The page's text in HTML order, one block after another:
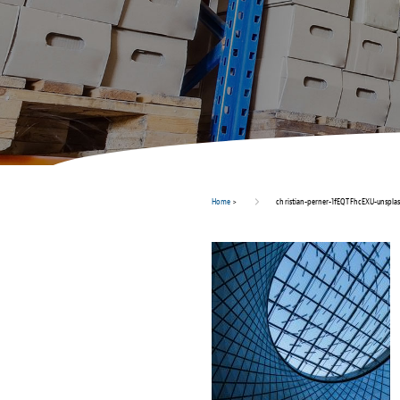
Home > christian-perner-1fEQTFhcEXU-